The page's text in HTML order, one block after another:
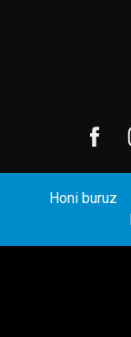
Honi buruz